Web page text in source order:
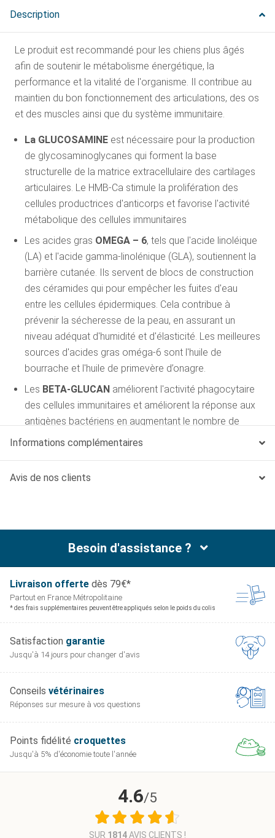
Description
Le produit est recommandé pour les chiens plus âgés
afin de soutenir le métabolisme énergétique, la
performance et la vitalité de l'organisme. Il contribue au
maintien du bon fonctionnement des articulations, des os
et des muscles ainsi que du système immunitaire.
La GLUCOSAMINE est nécessaire pour la production
de glycosaminoglycanes qui forment la base
structurelle de la matrice extracellulaire des cartilages
articulaires. Le HMB-Ca stimule la prolifération des
cellules productrices d'anticorps et favorise l'activité
métabolique des cellules immunitaires
Les acides gras OMEGA – 6, tels que l'acide linoléique
(LA) et l'acide gamma-linolénique (GLA), soutiennent la
barrière cutanée. Ils servent de blocs de construction
des céramides qui pour empêcher les fuites d'eau
entre les cellules épidermiques. Cela contribue à
prévenir la sécheresse de la peau, en assurant un
niveau adéquat d'humidité et d'élasticité. Les meilleures
sources d'acides gras oméga-6 sont l'huile de
bourrache et l'huile de primevère d’onagre.
Les BETA-GLUCAN améliorent l'activité phagocytaire
des cellules immunitaires et améliorent la réponse aux
antigènes bactériens en augmentant le nombre de
cellules productrices d'anticorps.
LaL-CARNITINEaide à transformer les graisses en
énergie utilisable dans le corps du chien ; elle est
lutéine (et zéaxanthine) qui se concentre dans la rétine
rayons bleus à haute énergie. Il soutient la fonction
oculaire.
Informations complémentaires
Avis de nos clients
Besoin d'assistance ?
Livraison offerte dès 79€*
Partout en France Métropolitaine
* des frais supplémentaires peuvent être appliqués selon le poids du colis
Satisfaction garantie
Jusqu'à 14 jours pour changer d'avis
Conseils vétérinaires
Réponses sur mesure à vos questions
Points fidélité croquettes
Jusqu'à 5% d'économie toute l'année
4.6/5
SUR 1814AVIS CLIENTS !